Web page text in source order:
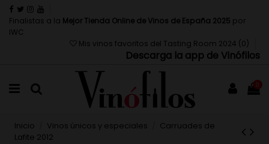
Finalistas a la Mejor Tienda Online de Vinos de España 2025 por
IWC
Mis vinos favoritos del Tasting Room 2024 (0 )
Descarga la app de Vinófilos
0
Inicio Vinos únicos y especiales
Carruades de
Lafite 2012